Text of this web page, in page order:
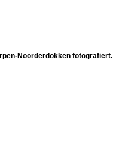
Noorderdokken fotografiert.